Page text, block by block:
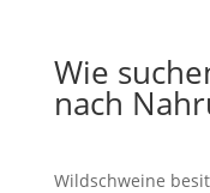
Wie
nach
Wildschweine